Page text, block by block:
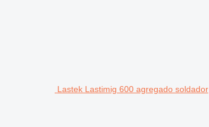
Lastek Lastimig 600 agregado soldador